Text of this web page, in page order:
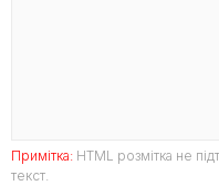
Примітка: HTML розмітка не
текст.